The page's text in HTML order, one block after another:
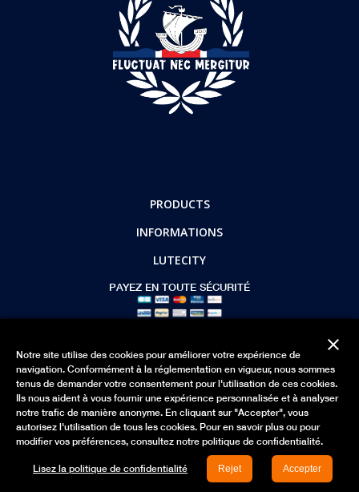
PRODUCTS
INFORMATIONS
LUTECITY
PAYEZ EN TOUTE SÉCURITÉ
Mettre à jour vos préférence de Cookie
© 2026 - lutecity.com
close
Notre site utilise des cookies pour améliorer votre expérience de
navigation. Conformément à la réglementation en vigueur, nous sommes
tenus de demander votre consentement pour l'utilisation de ces cookies.
Ils nous aident à vous fournir une expérience personnalisée et à analyser
notre trafic de manière anonyme. En cliquant sur "Accepter", vous
autorisez l'utilisation de tous les cookies. Pour en savoir plus ou pour
modifier vos préférences, consultez notre politique de confidentialité.
Lisez la politique de confidentialité Rejet Accepter